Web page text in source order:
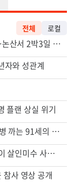
와 성관계
플랜 상실 위기
“술에 이것 한방울 넣어라” 매일 소주 1병 까는 91세의 철칙
잠수 중 공기 끊었다? 랍스터 자리 다툼이 살인미수 사건으로